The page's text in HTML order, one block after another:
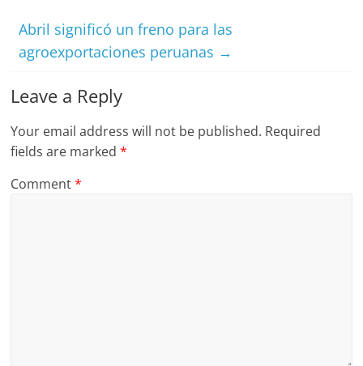
Abril significó un freno para las
agroexportaciones peruanas →
Leave a Reply
Your email address will not be published. Required
fields are marked*
Comment*